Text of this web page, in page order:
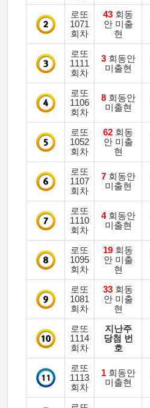
로또
1071
회차
43 회동
안 미출
현
로또
1111
회차
3회동안
미출현
로또
1106
회차
8회동안
미출현
로또
1052
회차
62 회동
안 미출
현
로또
1107
회차
7회동안
미출현
로또
1110
회차
4회동안
미출현
로또
1095
회차
19 회동
안 미출
현
로또
1081
회차
33 회동
안 미출
현
로또
1114
회차
지난주
당첨 번
호
로또
1113
회차
1회동안
미출현